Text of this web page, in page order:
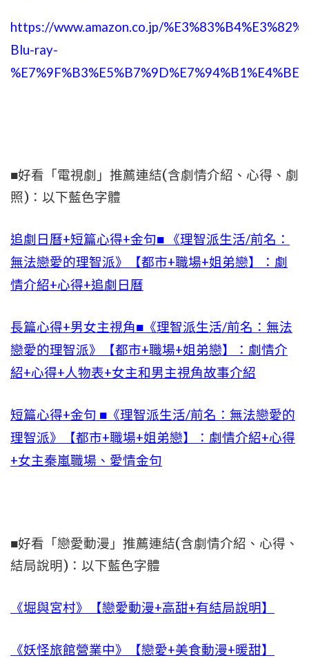
https://www.amazon.co.jp/
Blu-ray-
■好看「電視劇」推薦連結(含劇情介紹、心得、劇
照)：以下藍色字體
追劇日曆+短篇心得+金句■ 《理智派生活/前名：
無法戀愛的理智派》【都市+職場+姐弟戀】：劇
情介紹+心得+追劇日曆
長篇心得+男女主視角■《理智派生活/前名：無法
戀愛的理智派》【都市+職場+姐弟戀】：劇情介
紹+心得+人物表+女主和男主視角故事介紹
短篇心得+金句 ■《理智派生活/前名：無法戀愛的
理智派》【都市+職場+姐弟戀】：劇情介紹+心得
+女主秦嵐職場、愛情金句
■好看「戀愛動漫」推薦連結(含劇情介紹、心得、
結局說明)：以下藍色字體
《堀與宮村》【戀愛動漫+高甜+有結局說明】
《妖怪旅館營業中》【戀愛+美食動漫+暖甜】